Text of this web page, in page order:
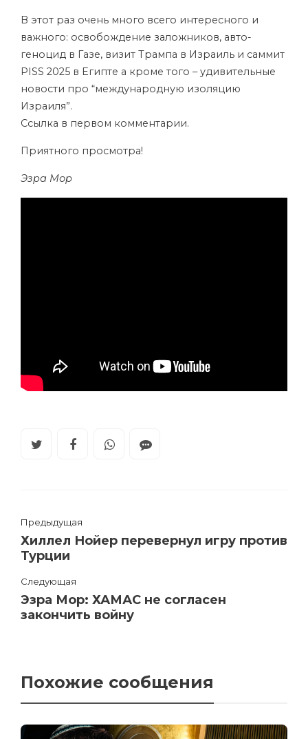
В этот раз очень много всего интересного и
важного: освобождение заложников, авто-
геноцид в Газе, визит Трампа в Израиль и саммит
PISS 2025 в Египте а кроме того – удивительные
новости про “международную изоляцию
Израиля”.
Ссылка в первом комментарии.
Приятного просмотра!
Эзра Мор
Предыдущая
Хиллел Нойер перевернул игру против
Турции
Следующая
Эзра Мор: ХАМАС не согласен
закончить войну
Похожие сообщения